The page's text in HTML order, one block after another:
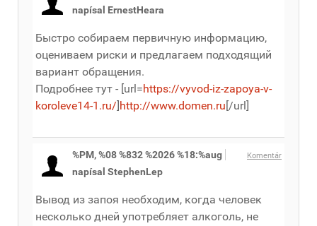
napísal ErnestHeara
Быстро собираем первичную информацию,
оцениваем риски и предлагаем подходящий
вариант обращения.
Подробнее тут - [url=https://vyvod-iz-zapoya-v-
koroleve14-1.ru/] http://www.domen.ru [/url]
Komentár
%PM, %08 %832 %2026 %18:%aug
napísal StephenLep
Вывод из запоя необходим, когда человек
несколько дней употребляет алкоголь, не